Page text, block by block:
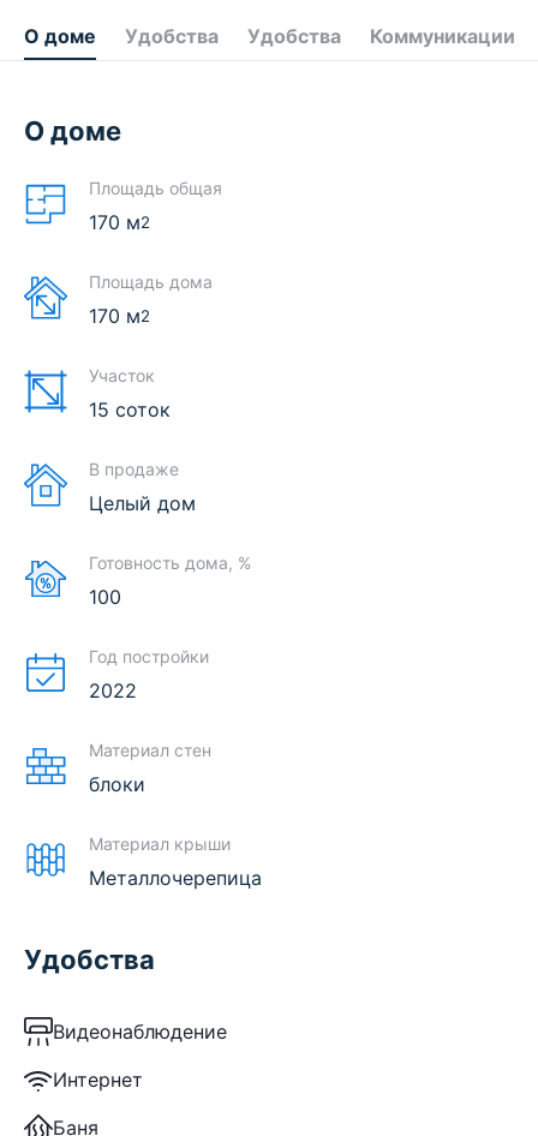
О доме Удобства Удобства Коммуникации
О доме
Площадь общая
170 м2
Площадь дома
170 м2
Участок
15 соток
В продаже
Целый дом
Готовность дома, %
100
Год постройки
2022
Материал стен
блоки
Материал крыши
Металлочерепица
Удобства
Видеонаблюдение
Интернет
Баня